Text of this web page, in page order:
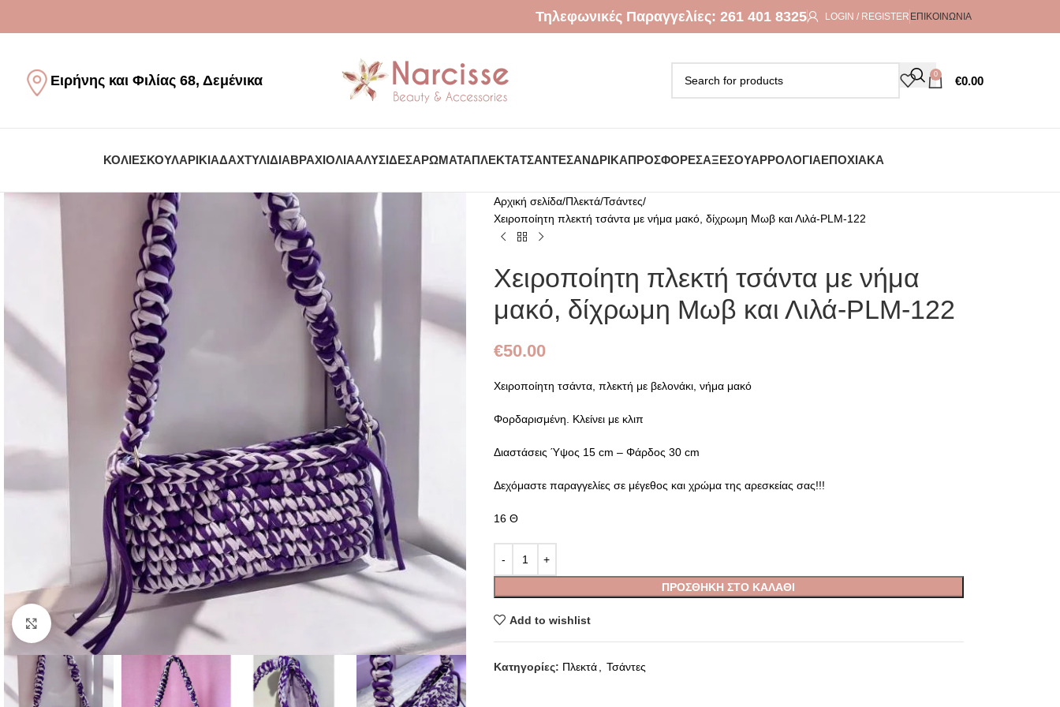
Τηλεφωνικές Παραγγελίες: 261 401 8325 LOGIN / REGISTER ΕΠΙΚΟΙΝΩΝΊΑ
Ειρήνης και Φιλίας 68, Δεμένικα 0 €0.00
ΚΟΛΙΈΣΚΟΥΛΑΡΊΚΙΑΔΑΧΤΥΛΊΔΙΑΒΡΑΧΙΌΛΙΑΑΛΥΣΊΔΕΣΑΡΏΜΑΤΑΠΛΕΚΤΆΤΣΆΝΤΕΣΑΝΔΡΙΚΆΠΡΟΣΦΟΡΈΣΑΞΕΣΟΥΆΡΡΟΛΌΓΙΑΕΠΟΧΙΑΚΆ
Click to enlarge
Αρχική σελίδα Πλεκτά Τσάντες
Χειροποίητη πλεκτή τσάντα με νήμα μακό, δίχρωμη Μωβ και Λιλά-PLM-122
Χειροποίητη πλεκτή τσάντα με νήμα
μακό, δίχρωμη Μωβ και Λιλά-PLM-122
€50.00
Χειροποίητη τσάντα, πλεκτή με βελονάκι, νήμα μακό
Φορδαρισμένη. Κλείνει με κλιπ
Διαστάσεις Ύψος 15 cm – Φάρδος 30 cm
Δεχόμαστε παραγγελίες σε μέγεθος και χρώμα της αρεσκείας σας!!!
16 Θ
ΠΡΟΣΘΉΚΗ ΣΤΟ ΚΑΛΆΘΙ
Add to wishlist
Κατηγορίες: Πλεκτά Τσάντες